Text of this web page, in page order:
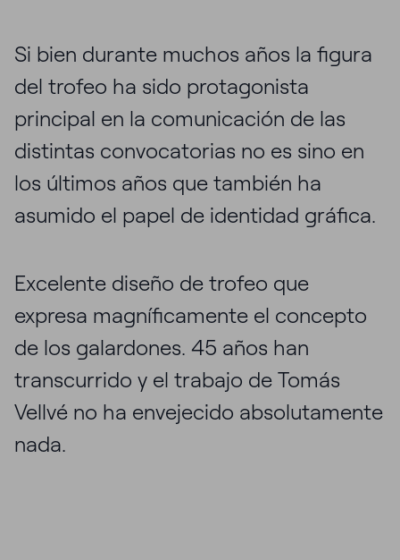
Si bien durante muchos años la figura
del trofeo ha sido protagonista
principal en la comunicación de las
distintas convocatorias no es sino en
los últimos años que también ha
asumido el papel de identidad gráfica.
Excelente diseño de trofeo que
expresa magníficamente el concepto
de los galardones. 45 años han
transcurrido y el trabajo de Tomás
Vellvé no ha envejecido absolutamente
nada.